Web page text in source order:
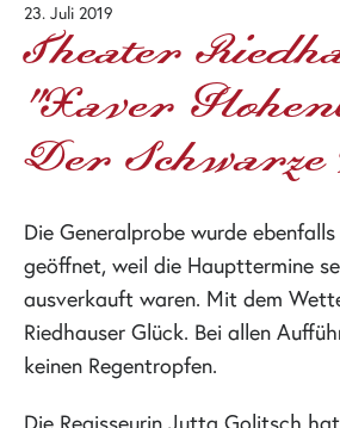
23. Juli 2019
Theater
"Xaver
Der Schwarze
Die Generalprobe wurde
geöffnet, weil die Haupttermine
ausverkauft waren. Mit dem
Riedhauser Glück. Bei allen
keinen Regentropfen.